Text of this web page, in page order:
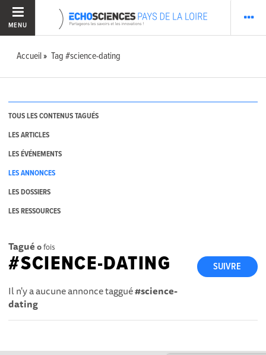
MENU
Accueil Tag #science-dating
TOUS LES CONTENUS TAGUÉS
LES ARTICLES
LES ÉVÉNEMENTS
LES ANNONCES
LES DOSSIERS
LES RESSOURCES
Tagué 0fois
SUIVRE
#SCIENCE-DATING
Il n'y a aucune annonce taggué#science-
dating